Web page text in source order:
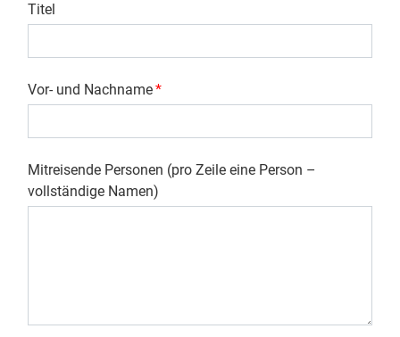
Titel
Vor- und Nachname*
Mitreisende Personen (pro Zeile eine Person –
vollständige Namen)